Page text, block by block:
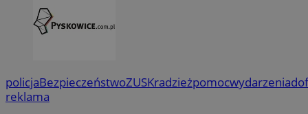
policjaBezpieczeństwoZUSKradzieżpomocwydarzenia
reklama